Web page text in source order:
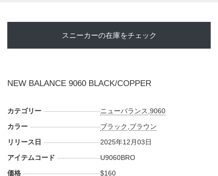
スニーカーの在庫をチェック
NEW BALANCE 9060 BLACK/COPPER
カテゴリー ニューバランス ,9060
カラー
ブラック ブラウン
リリース日
2025年12月03日
アイテムコード
U9060BRO
価格
$160